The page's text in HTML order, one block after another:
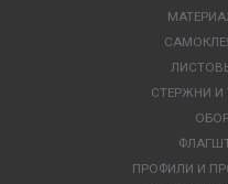
СТЕРЖНИ И
ПРОФИЛИ И